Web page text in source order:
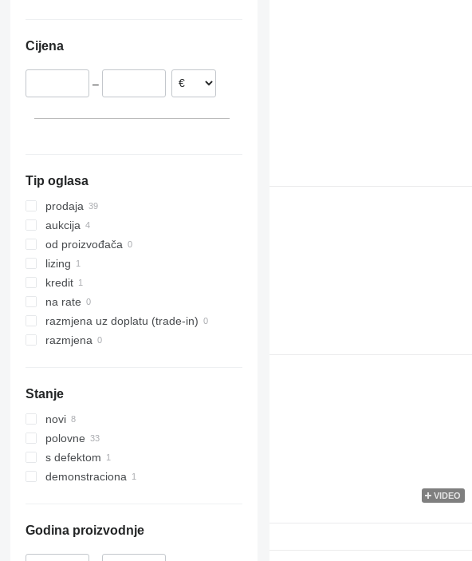
Češka
Mađarska
Cijena
–
Tip oglasa
prodaja
aukcija
od proizvođača
lizing
kredit
na rate
razmjena uz doplatu (trade-in)
razmjena
Stanje
novi
polovne
s defektom
demonstraciona
Godina proizvodnje
VIDEO